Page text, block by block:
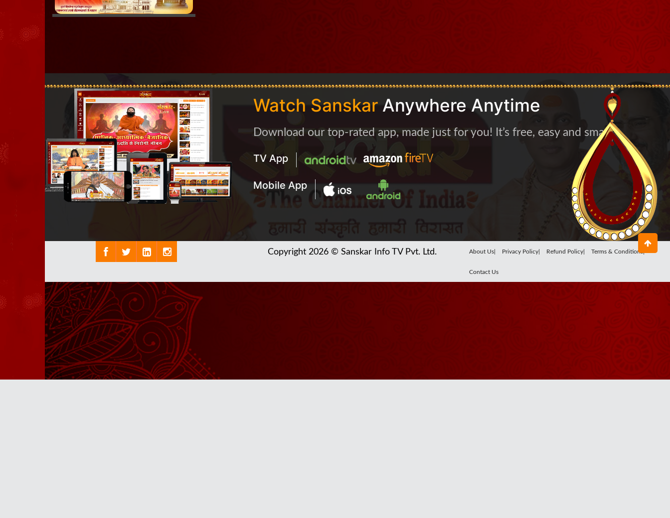
Watch Sanskar Anywhere Anytime
Download our top-rated app, made just for you! It’s free, easy and smart
TV App
Mobile App
Copyright 2026 © Sanskar Info TV Pvt. Ltd. About Us| Privacy Policy| Refund Policy| Terms & Conditions|
Contact Us